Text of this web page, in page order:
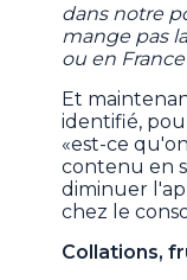
dans notre
mange pas
ou en
Et
identifié,
«est-ce
contenu en
diminuer
chez le
Collations,